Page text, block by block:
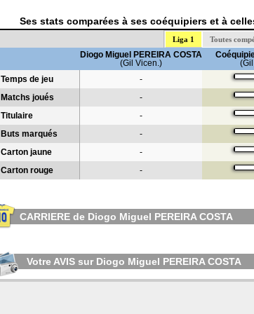
Ses stats comparées à ses coéquipiers et à
Liga 1 Toutes
Diogo Miguel PEREIRA COSTA
(Gil Vicen.)
Temps de jeu
-
Matchs joués -
Titulaire -
Buts marqués -
Carton jaune -
Carton rouge -
CARRIERE de Diogo Miguel PEREIRA COSTA
Votre AVIS sur Diogo Miguel PEREIRA COSTA